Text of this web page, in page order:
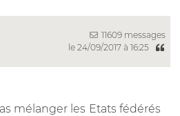
11609 messages
le 24/09/2017 à 16:25
mélanger les Etats fédérés